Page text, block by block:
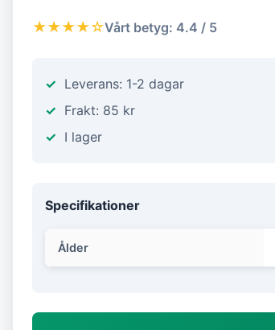
★★★★☆Vårt betyg: 4.4 / 5
Leverans: 1-2 dagar
Frakt: 85 kr
I lager
Specifikationer
Ålder